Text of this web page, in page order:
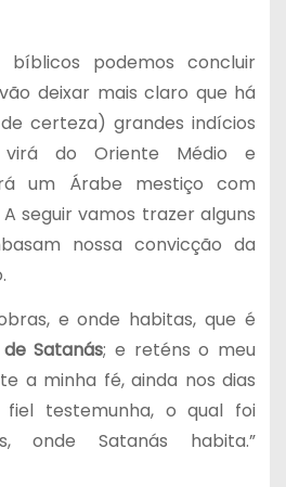
podemos concluir
deixar mais claro que há
certeza) grandes indícios
do Oriente Médio e
um Árabe mestiço com
seguir vamos trazer alguns
nossa convicção da
e onde habitas, que é
Satanás; e reténs o meu
a minha fé, ainda nos dias
fiel testemunha, o qual foi
onde Satanás habita.”